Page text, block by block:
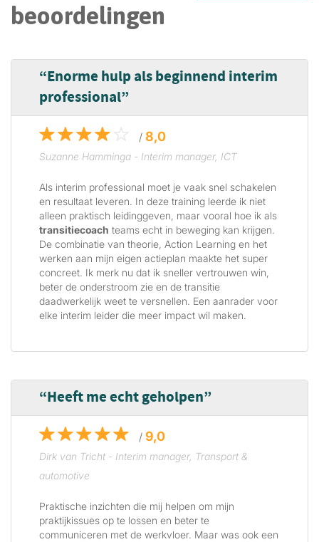
beoordelingen
Enorme hulp als beginnend interim
professional
/ 8,0
Suzanne Hamminga - Interim manager, ICT
Als interim professional moet je vaak snel schakelen
en resultaat leveren. In deze training leerde ik niet
alleen praktisch leidinggeven, maar vooral hoe ik als
transitiecoach teams echt in beweging kan krijgen.
De combinatie van theorie, Action Learning en het
werken aan mijn eigen actieplan maakte het super
concreet. Ik merk nu dat ik sneller vertrouwen win,
beter de onderstroom zie en de transitie
daadwerkelijk weet te versnellen. Een aanrader voor
elke interim leider die meer impact wil maken.
Heeft me echt geholpen
/ 9,0
Dirk van Tricht - Interim manager, Transport &
automotive
Praktische inzichten die mij helpen om mijn
praktijkissues op te lossen en beter te
communiceren met de werkvloer. Maar was ook een